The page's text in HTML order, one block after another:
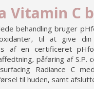
Vitamin C
behandling bruger
til at give
af en certificeret
påføring af S.P.
Radiance C
til huden, samt